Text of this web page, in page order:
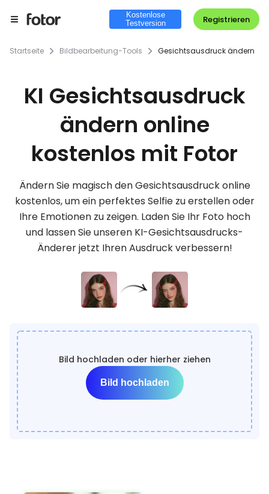
Kostenlose
Testversion
Registrieren
Startseite Bildbearbeitung-Tools Gesichtsausdruck ändern
KI Gesichtsausdruck
ändern online
kostenlos mit Fotor
Ändern Sie magisch den Gesichtsausdruck online
kostenlos, um ein perfektes Selfie zu erstellen oder
Ihre Emotionen zu zeigen. Laden Sie Ihr Foto hoch
und lassen Sie unseren KI-Gesichtsausdrucks-
Änderer jetzt Ihren Ausdruck verbessern!
Bild hochladen oder hierher ziehen
Bild hochladen